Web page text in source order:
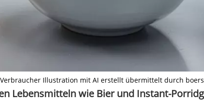
Illustration mit AI erstellt übermittelt durch
Lebensmitteln wie Bier und Instant-